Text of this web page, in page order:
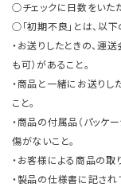
○チェックに日数をいた
○「初期不良」とは、以
・お送りしたときの、運
も可）があること。
・商品と一緒にお送りし
こと。
・商品の付属品（パッケ
傷がないこと。
・お客様による商品の取
・製品の仕様書に記さ